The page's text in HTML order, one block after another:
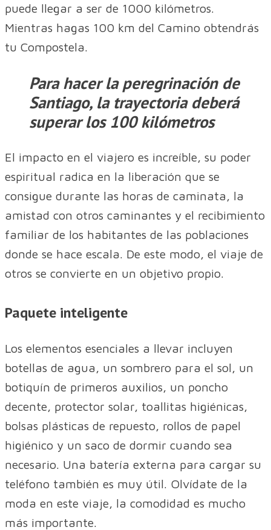
puede llegar a ser de 1000 kilómetros.
Mientras hagas 100 km del Camino obtendrás
tu Compostela.
Para hacer la peregrinación de
Santiago, la trayectoria deberá
superar los 100 kilómetros
El impacto en el viajero es increíble, su poder
espiritual radica en la liberación que se
consigue durante las horas de caminata, la
amistad con otros caminantes y el recibimiento
familiar de los habitantes de las poblaciones
donde se hace escala. De este modo, el viaje de
otros se convierte en un objetivo propio.
Paquete inteligente
Los elementos esenciales a llevar incluyen
botellas de agua, un sombrero para el sol, un
botiquín de primeros auxilios, un poncho
decente, protector solar, toallitas higiénicas,
bolsas plásticas de repuesto, rollos de papel
higiénico y un saco de dormir cuando sea
necesario. Una batería externa para cargar su
teléfono también es muy útil. Olvídate de la
moda en este viaje, la comodidad es mucho
más importante.